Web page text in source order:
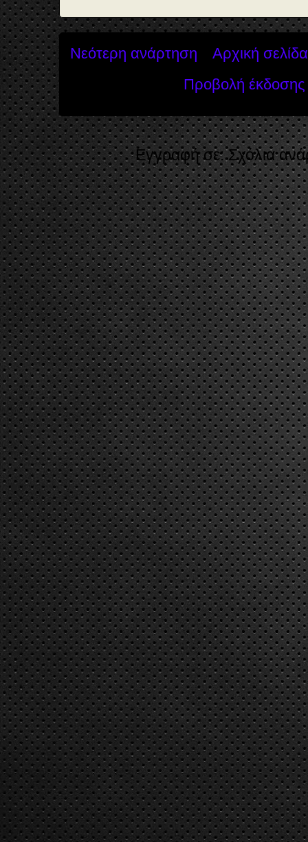
Νεότερη ανάρτηση
Αρχική σελίδα
Προβολή έκδοσης
Εγγραφή σε:Σχόλια